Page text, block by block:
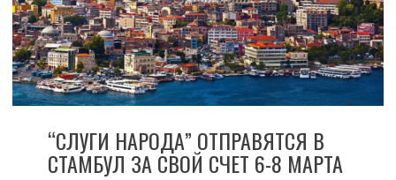
“СЛУГИ НАРОДА” ОТПРАВЯТСЯ В
СТАМБУЛ ЗА СВОЙ СЧЕТ 6-8 МАРТА